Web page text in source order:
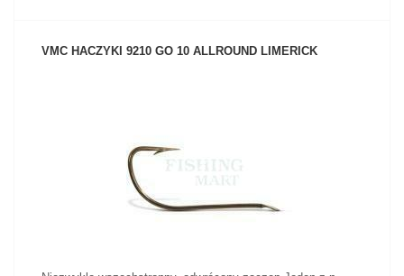
VMC HACZYKI 9210 GO 10 ALLROUND LIMERICK